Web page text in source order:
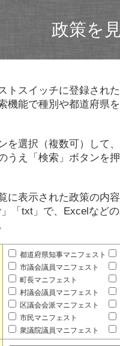
政策を
トスイッチに登録された
機能で種別や都道府県
を選択（複数可）して
うえ「検索」ボタンを押
に表示された政策の内
「txt」で、Excelなど
都道府県知事マニフェスト
市議会議員マニフェスト
町長マニフェスト
村議会議員マニフェスト
区議会会派マニフェスト
市民マニフェスト
衆議院議員マニフェスト